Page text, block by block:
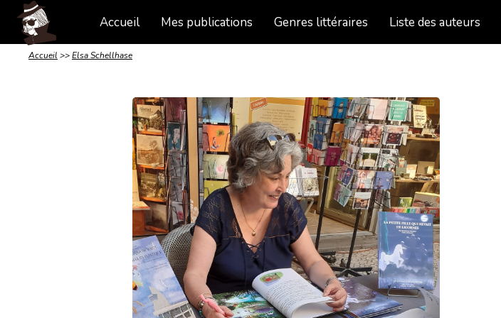
Accueil Mes publications Genres littéraires Liste des auteurs
Accueil >>Elsa Schellhase